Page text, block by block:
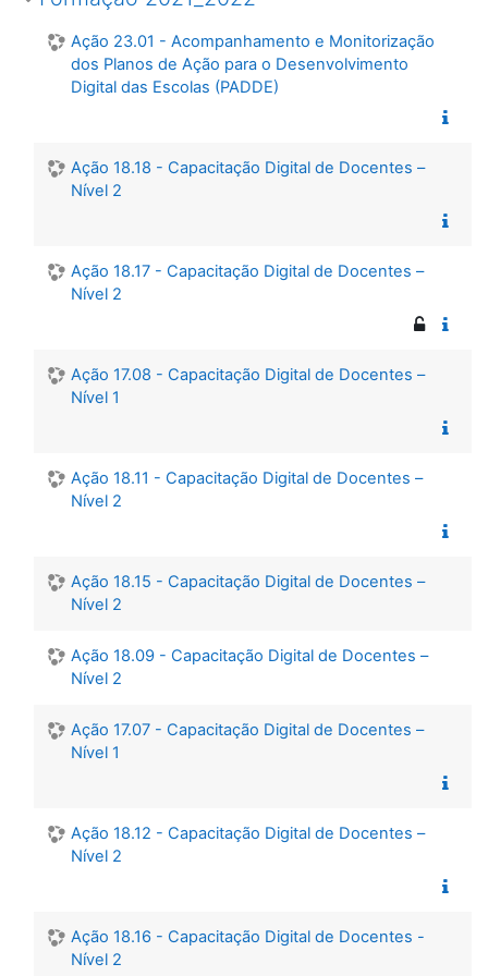
Ação 23.01 - Acompanhamento e Monitorização
dos Planos de Ação para o Desenvolvimento
Digital das Escolas (PADDE)
Ação 18.18 - Capacitação Digital de Docentes –
Nível 2
Ação 18.17 - Capacitação Digital de Docentes –
Nível 2
Ação 17.08 - Capacitação Digital de Docentes –
Nível 1
Ação 18.11 - Capacitação Digital de Docentes –
Nível 2
Ação 18.15 - Capacitação Digital de Docentes –
Nível 2
Ação 18.09 - Capacitação Digital de Docentes –
Nível 2
Ação 17.07 - Capacitação Digital de Docentes –
Nível 1
Ação 18.12 - Capacitação Digital de Docentes –
Nível 2
Ação 18.16 - Capacitação Digital de Docentes -
Nível 2